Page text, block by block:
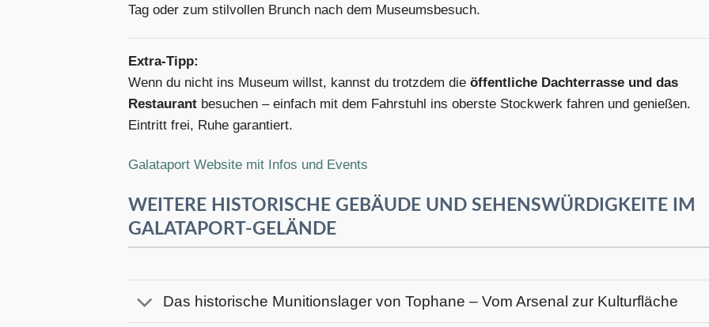
Tag oder zum stilvollen Brunch nach dem Museumsbesuch.
Extra-Tipp:
Wenn du nicht ins Museum willst, kannst du trotzdem die öffentliche Dachterrasse und das
Restaurant besuchen – einfach mit dem Fahrstuhl ins oberste Stockwerk fahren und genießen.
Eintritt frei, Ruhe garantiert.
Galataport Website mit Infos und Events
WEITERE HISTORISCHE GEBÄUDE UND SEHENSWÜRDIGKEITE IM
GALATAPORT-GELÄNDE
Das historische Munitionslager von Tophane – Vom Arsenal zur Kulturfläche